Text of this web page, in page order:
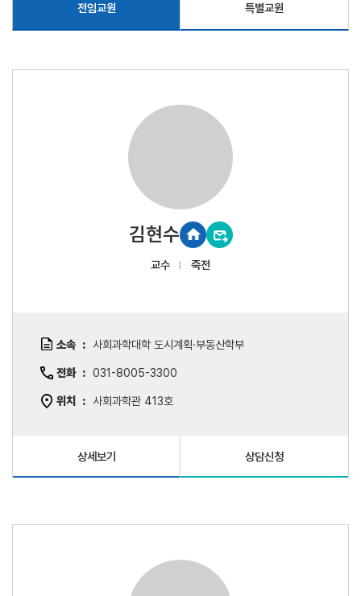
전임교원 특별교원
김현수
교수 죽전
소속 사회과학대학 도시계획·부동산학부
전화 031-8005-3300
위치 사회과학관 413호
상세보기 상담신청